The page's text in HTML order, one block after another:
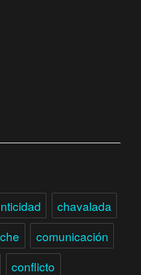
chavalada
comunicación
conflicto